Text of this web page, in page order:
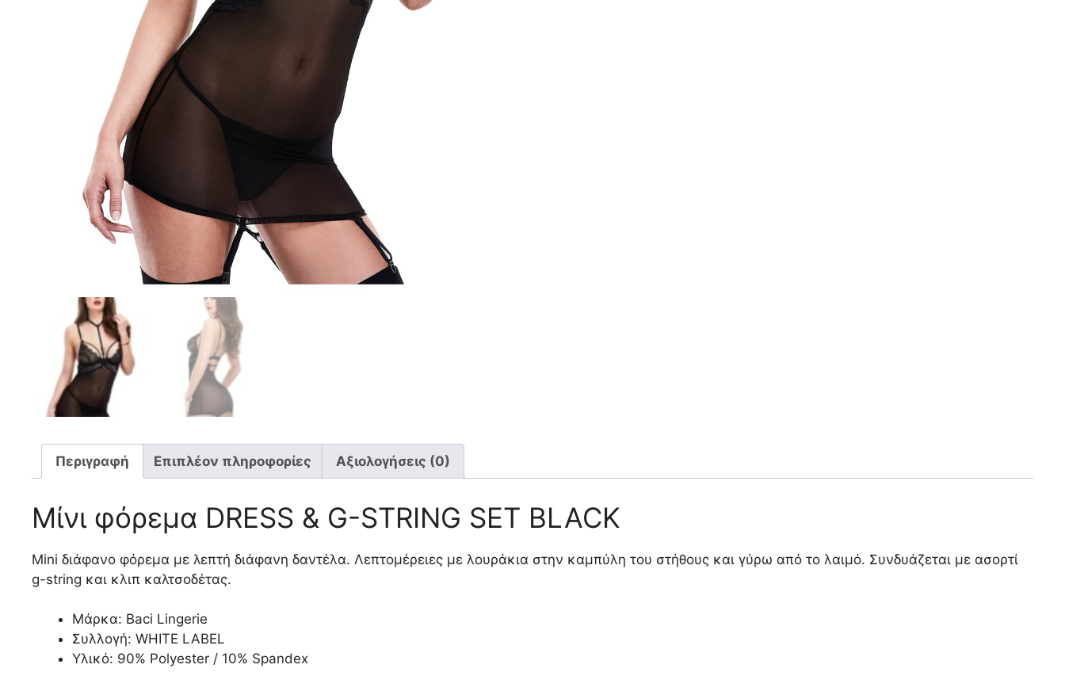
Περιγραφή Επιπλέον πληροφορίες Αξιολογήσεις (0)
Μίνι φόρεμα DRESS & G-STRING SET BLACK
Mini διάφανο φόρεμα με λεπτή διάφανη δαντέλα. Λεπτομέρειες με λουράκια στην καμπύλη του στήθους και γύρω από το λαιμό. Συνδυάζεται με ασορτί
g-string και κλιπ καλτσοδέτας.
Μάρκα: Baci Lingerie
Συλλογή: WHITE LABEL
Υλικό: 90% Polyester / 10% Spandex